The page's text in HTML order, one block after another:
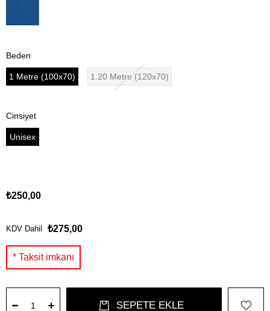
Beden
1 Metre (100x70) 1.20 Metre (120x70)
Cinsiyet
Unisex
₺250,00
KDV Dahil ₺275,00